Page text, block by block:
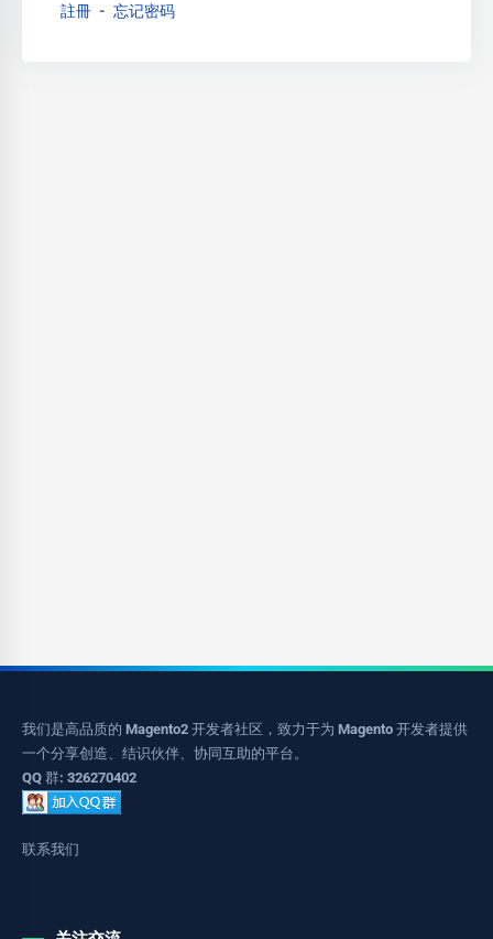
註冊 忘记密码
我们是高品质的 Magento2 开发者社区，致力于为 Magento 开发者提供
一个分享创造、结识伙伴、协同互助的平台。
QQ 群: 326270402
联系我们